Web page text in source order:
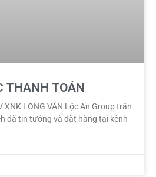
THANH TOÁN
XNK LONG VÂN Lộc An Group trân
đã tin tưởng và đặt hàng tại kênh